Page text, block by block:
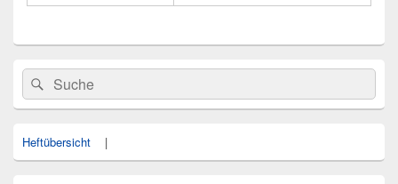
Primärer
Seitenleisten
Widget-
Bereich
Search
for:
Suche
Heftübersicht |